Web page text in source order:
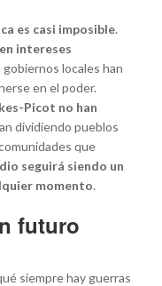
es casi imposible.
intereses
gobiernos locales han
en el poder.
Picot no han
dividiendo pueblos
que
seguirá siendo un
momento.
futuro
siempre hay guerras